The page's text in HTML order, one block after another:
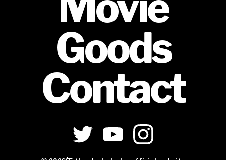
Goods
Contact